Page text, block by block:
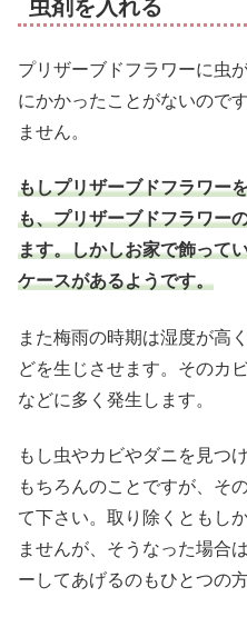
虫剤を入れる
プリザーブドフラワーに虫
にかかったことがないので
ません。
もしプリザーブドフラワー
も、プリザーブドフラワー
ます。しかしお家で飾って
ケースがあるようです。
また梅雨の時期は湿度が高
どを生じさせます。そのカ
などに多く発生します。
もし虫やカビやダニを見つ
もちろんのことですが、そ
て下さい。取り除くともし
ませんが、そうなった場合
ーしてあげるのもひとつの方